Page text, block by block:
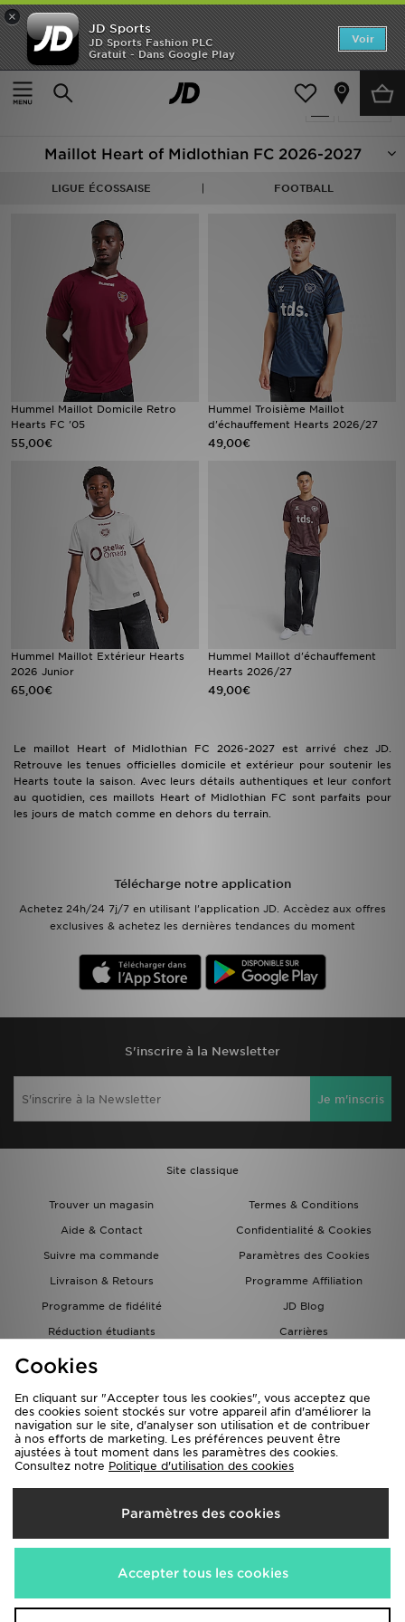
×
JD Sports
JD Sports Fashion PLC
Gratuit - Dans Google Play
Voir
Accueil
Football - Hearts
Produits 4
Maillot Heart of Midlothian FC 2026-2027
LIGUE ÉCOSSAISE FOOTBALL
Hummel Maillot Domicile Retro
Hearts FC '05
55,00€
Hummel Troisième Maillot
d'échauffement Hearts 2026/27
49,00€
Hummel Maillot Extérieur Hearts
2026 Junior
65,00€
Hummel Maillot d'échauffement
Hearts 2026/27
49,00€
Le maillot Heart of Midlothian FC 2026-2027 est arrivé chez JD.
Retrouve les tenues officielles domicile et extérieur pour soutenir les
Hearts toute la saison. Avec leurs détails authentiques et leur confort
au quotidien, ces maillots Heart of Midlothian FC sont parfaits pour
les jours de match comme en dehors du terrain.
Télécharge notre application
Achetez 24h/24 7j/7 en utilisant l'application JD. Accèdez aux offres
exclusives & achetez les dernières tendances du moment
S'inscrire à la Newsletter
Je m'inscris
Site classique
Trouver un magasin
Termes & Conditions
Aide & Contact
Confidentialité & Cookies
Suivre ma commande
Paramètres des Cookies
Livraison & Retours
Programme Affiliation
Programme de fidélité
JD Blog
Réduction étudiants
Carrières
Carte Cadeau
Livraison Vers
France
Nous acceptons les méthodes de paiement suivantes
Accueil
Nouveautés
Femme
Enfant
Marques
Football
PROMOS
Mon JD
Suivre Ma Commande
Service client
Nos Magasins
Télécharge l'Appli
Cookies
En cliquant sur "Accepter tous les cookies", vous acceptez que
des cookies soient stockés sur votre appareil afin d'améliorer la
navigation sur le site, d'analyser son utilisation et de contribuer
à nos efforts de marketing. Les préférences peuvent être
ajustées à tout moment dans les paramètres des cookies.
Consultez notre Politique d'utilisation des cookies
Paramètres des cookies
Accepter tous les cookies